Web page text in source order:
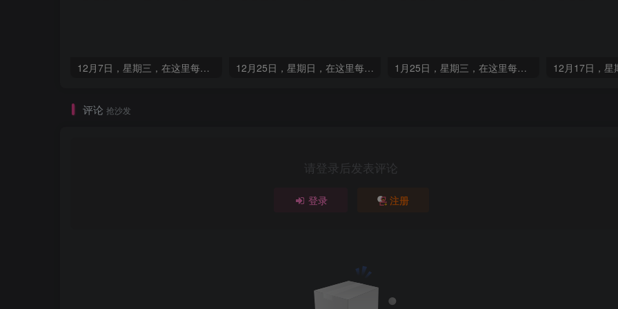
12月7日，星期三，在这里每天60秒读懂世界！ 12月25日，星期日，在这里每天60秒读懂世界！ 1月25日，星期三，在这里每天60秒读懂世界！
评论 抢沙发
请登录后发表评论
登录 注册